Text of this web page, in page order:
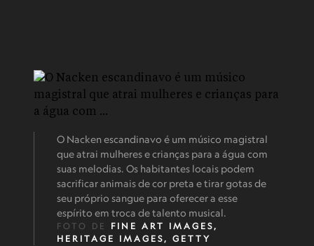
O Nacken escandinavo é um músico magistral
que atrai mulheres e crianças para a água com
suas melodias. Os habitantes locais podem
sacrificar animais de cor preta e tirar gotas de
seu próprio sangue para oferecer a esse
espírito em troca de talento musical.
FOTO DE FINE ART IMAGES,
HERITAGE IMAGES, GETTY